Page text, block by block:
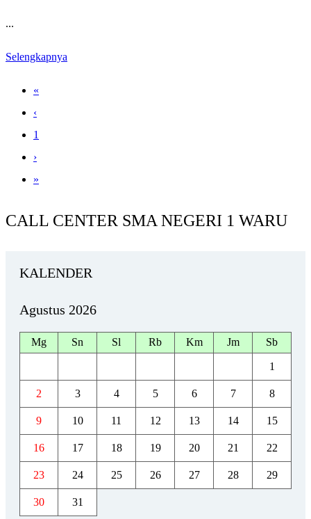
...
Selengkapnya
«
‹
1
›
»
CALL CENTER SMA NEGERI 1 WARU
KALENDER
Agustus 2026
Mg Sn Sl Rb Km Jm Sb
1
2 3 4 5 6 7 8
9 10 11 12 13 14 15
16 17 18 19 20 21 22
23 24 25 26 27 28 29
30 31